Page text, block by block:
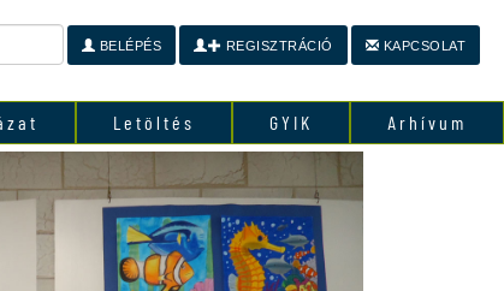
Letöltés GYIK Arhívum
BELÉPÉS REGISZTRÁCIÓ KAPCSOLAT